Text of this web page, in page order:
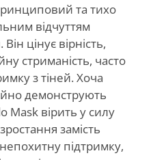
та тихо
відчуттям
цінує вірність,
стриманість, часто
з тіней. Хоча
демонструють
Mask вірить у силу
замість
підтримку,